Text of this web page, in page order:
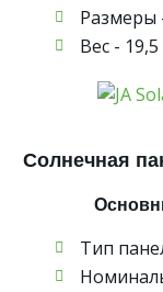
Размеры
Вес - 19,5
Солнечная
Тип